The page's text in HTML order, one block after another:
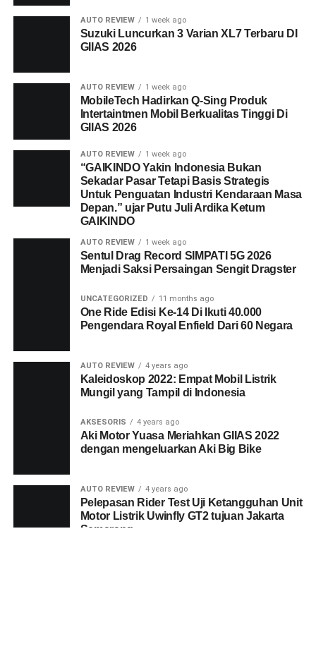
AUTO REVIEW 1 week ago
Suzuki Luncurkan 3 Varian XL7 Terbaru DI
GIIAS 2026
AUTO REVIEW 1 week ago
MobileTech Hadirkan Q-Sing Produk
Intertaintmen Mobil Berkualitas Tinggi Di
GIIAS 2026
AUTO REVIEW 1 week ago
“GAIKINDO Yakin Indonesia Bukan
Sekadar Pasar Tetapi Basis Strategis
Untuk Penguatan Industri Kendaraan Masa
Depan.” ujar Putu Juli Ardika Ketum
GAIKINDO
AUTO REVIEW 1 week ago
Sentul Drag Record SIMPATI 5G 2026
Menjadi Saksi Persaingan Sengit Dragster
UNCATEGORIZED 11 months ago
One Ride Edisi Ke-14 Di Ikuti 40.000
Pengendara Royal Enfield Dari 60 Negara
AUTO REVIEW 4 years ago
Kaleidoskop 2022: Empat Mobil Listrik
Mungil yang Tampil di Indonesia
AKSESORIS 4 years ago
Aki Motor Yuasa Meriahkan GIIAS 2022
dengan mengeluarkan Aki Big Bike
AUTO REVIEW 4 years ago
Pelepasan Rider Test Uji Ketangguhan Unit
Motor Listrik Uwinfly GT2 tujuan Jakarta
Semarang